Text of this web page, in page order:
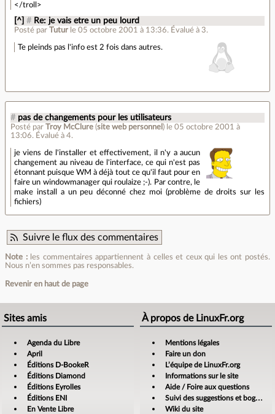
</troll>
[^] # Re: je vais etre un peu lourd
Posté par Tutur le 05 octobre 2001 à 13:36. Évalué à 3.
Te pleinds pas l'info est 2 fois dans autres.
# pas de changements pour les utilisateurs
Posté par Troy McClure (site web personnel ) le 05 octobre 2001 à
13:06. Évalué à 4.
je viens de l'installer et effectivement, il n'y a aucun
changement au niveau de l'interface, ce qui n'est pas
étonnant puisque WM à déjà tout ce qu'il faut pour en
faire un windowmanager qui roulaize ;-). Par contre, le
make install a un peu déconné chez moi (problème de droits sur les
fichiers)
Suivre le flux des commentaires
Note :les commentaires appartiennent à celles et ceux qui les ont postés.
Nous n’en sommes pas responsables.
Revenir en haut de page
Sites amis
Agenda du Libre
April
Éditions D-BookeR
Éditions Diamond
Éditions Eyrolles
Éditions ENI
En Vente Libre
À propos de LinuxFr.org
Mentions légales
Faire un don
L’équipe de LinuxFr.org
Informations sur le site
Aide / Foire aux questions
Suivi des suggestions et bogues
Wiki du site